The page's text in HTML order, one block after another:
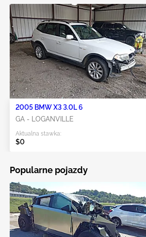
2005 BMW X3 3.0L 6
GA - LOGANVILLE
Aktualna stawka:
$0
Popularne pojazdy